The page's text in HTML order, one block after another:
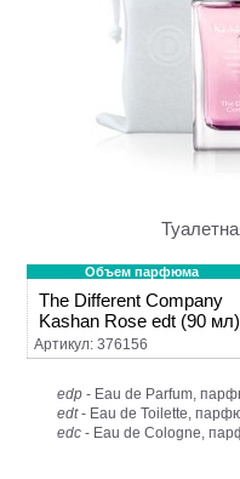
Объем парфюма
The Different Company
Kashan Rose edt (90 мл)
Артикул: 376156
edp - Eau de Parfum,
edt- Eau de Toilette,
edc - Eau de Cologne,